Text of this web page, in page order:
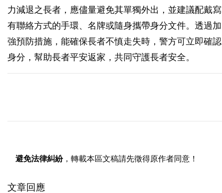
力減退之長者，應儘量避免其單獨外出，並建議配戴寫
有聯絡方式的手環、名牌或隨身攜帶身分文件。透過加
強預防措施，能確保長者不慎走失時，警方可立即確認
身分，幫助長者平安返家，共同守護長者安全。
避免法律糾紛，轉載本區文稿請先徵得原作者同意！
文章回應